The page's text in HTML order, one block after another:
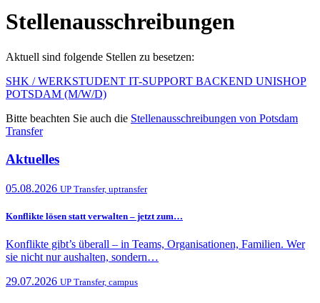
Stellenausschreibungen
Aktuell sind folgende Stellen zu besetzen:
SHK / WERKSTUDENT IT-SUPPORT BACKEND UNISHOP
POTSDAM (M/W/D)
Bitte beachten Sie auch die Stellenausschreibungen von Potsdam
Transfer
Aktuelles
05.08.2026 UP Transfer, uptransfer
Konflikte lösen statt verwalten – jetzt zum…
Konflikte gibt’s überall – in Teams, Organisationen, Familien. Wer
sie nicht nur aushalten, sondern…
29.07.2026 UP Transfer, campus